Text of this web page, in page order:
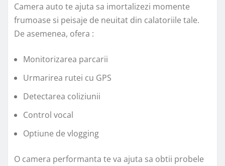
Camera auto te ajuta sa imortalizezi momente
frumoase si peisaje de neuitat din calatoriile tale.
De asemenea, ofera :
Monitorizarea parcarii
Urmarirea rutei cu GPS
Detectarea coliziunii
Control vocal
Optiune de vlogging
O camera performanta te va ajuta sa obtii probele